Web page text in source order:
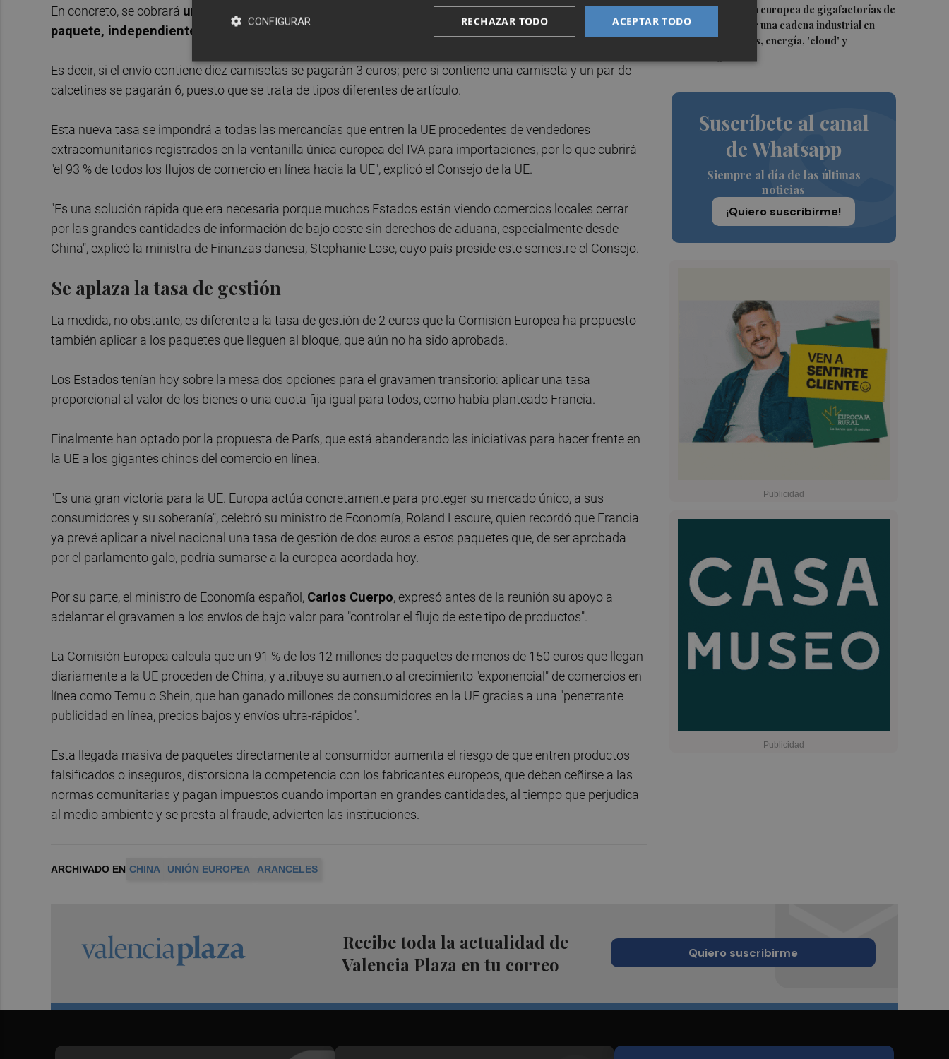
5La convocatoria europea de gigafactorías de
IA puede activar una cadena industrial en
centros de datos, energía, 'cloud' y
Suscríbete al canal
de Whatsapp
Siempre al día de las últimas
noticias
¡Quiero suscribirme!
En concreto, se cobrará una tasa de 3 euros por cada categoría de artículo que venga en el
paquete, independientemente del número de unidades
Es decir, si el envío contiene diez camisetas se pagarán 3 euros; pero si contiene una camiseta y un par de
calcetines se pagarán 6, puesto que se trata de tipos diferentes de artículo.
Esta nueva tasa se impondrá a todas las mercancías que entren la UE procedentes de vendedores
extracomunitarios registrados en la ventanilla única europea del IVA para importaciones, por lo que cubrirá
"el 93 % de todos los flujos de comercio en línea hacia la UE", explicó el Consejo de la UE.
"Es una solución rápida que era necesaria porque muchos Estados están viendo comercios locales cerrar
por las grandes cantidades de información de bajo coste sin derechos de aduana, especialmente desde
China", explicó la ministra de Finanzas danesa, Stephanie Lose, cuyo país preside este semestre el Consejo.
Se aplaza la tasa de gestión
La medida, no obstante, es diferente a la tasa de gestión de 2 euros que la Comisión Europea ha propuesto
también aplicar a los paquetes que lleguen al bloque, que aún no ha sido aprobada.
Los Estados tenían hoy sobre la mesa dos opciones para el gravamen transitorio: aplicar una tasa
proporcional al valor de los bienes o una cuota fija igual para todos, como había planteado Francia.
Finalmente han optado por la propuesta de París, que está abanderando las iniciativas para hacer frente en
la UE a los gigantes chinos del comercio en línea.
"Es una gran victoria para la UE. Europa actúa concretamente para proteger su mercado único, a sus
consumidores y su soberanía", celebró su ministro de Economía, Roland Lescure, quien recordó que Francia
ya prevé aplicar a nivel nacional una tasa de gestión de dos euros a estos paquetes que, de ser aprobada
por el parlamento galo, podría sumarse a la europea acordada hoy.
Por su parte, el ministro de Economía español, Carlos Cuerpo, expresó antes de la reunión su apoyo a
adelantar el gravamen a los envíos de bajo valor para "controlar el flujo de este tipo de productos".
La Comisión Europea calcula que un 91 % de los 12 millones de paquetes de menos de 150 euros que llegan
diariamente a la UE proceden de China, y atribuye su aumento al crecimiento "exponencial" de comercios en
línea como Temu o Shein, que han ganado millones de consumidores en la UE gracias a una "penetrante
publicidad en línea, precios bajos y envíos ultra-rápidos".
Esta llegada masiva de paquetes directamente al consumidor aumenta el riesgo de que entren productos
falsificados o inseguros, distorsiona la competencia con los fabricantes europeos, que deben ceñirse a las
normas comunitarias y pagan impuestos cuando importan en grandes cantidades, al tiempo que perjudica
al medio ambiente y se presta al fraude, advierten las instituciones.
ARCHIVADO EN CHINA UNIÓN EUROPEA ARANCELES
Recibe toda la actualidad de
Valencia Plaza en tu correo
Quiero suscribirme
ACEPTAR TODO
RECHAZAR TODO
CONFIGURAR